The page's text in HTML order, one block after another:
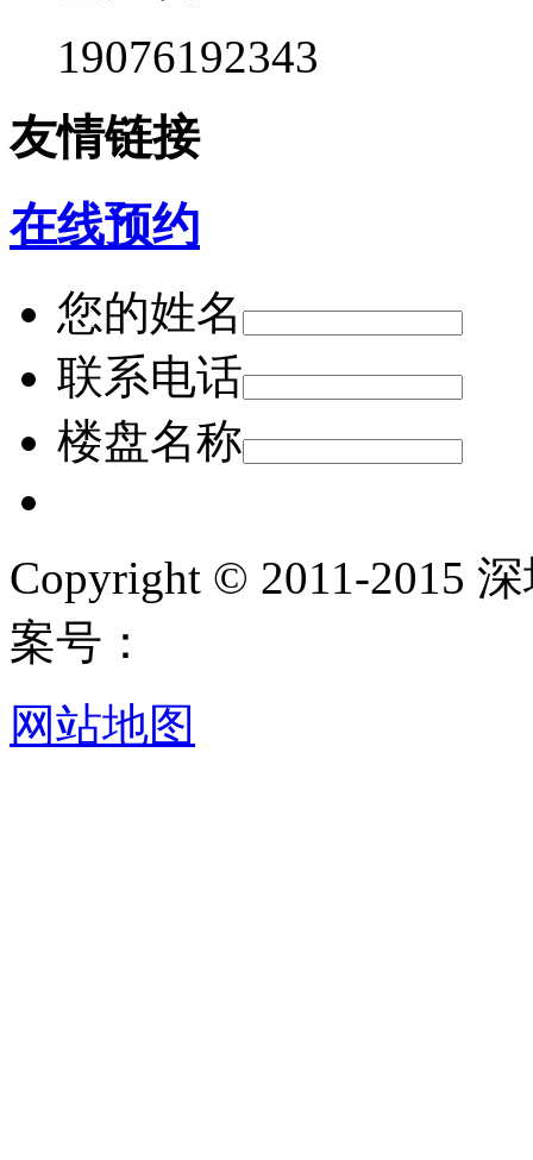
19076192343
友情链接
在线预约
您的姓名
联系电话
楼盘名称
Copyright © 2011-2015
案号：
网站地图